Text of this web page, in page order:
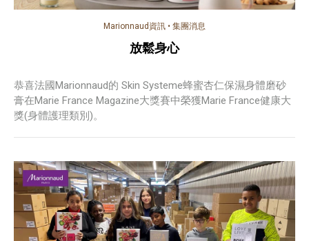
Marionnaud資訊 • 集團消息
放鬆身心
恭喜法國Marionnaud的 Skin Systeme蜂蜜杏仁保濕身體磨砂
膏在Marie France Magazine大獎賽中榮獲Marie France健康大
獎(身體護理類別)。